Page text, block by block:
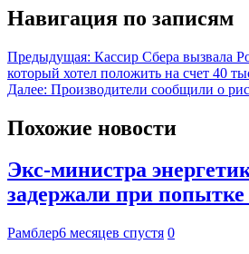
Навигация по записям
Предыдущая: Кассир Сбера вызвала
который хотел положить на счет 40
Далее: Производители сообщили о
Похожие новости
Экс-министра
задержали при попытке
Рамблер6 месяцев спустя 0